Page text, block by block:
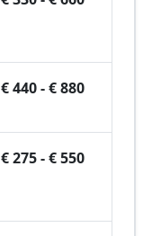
€ 440 - € 880
€ 275 - € 550